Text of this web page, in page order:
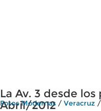
La Av. 3 desde
Abril/2012
Fotos Modernas / Veracruz /